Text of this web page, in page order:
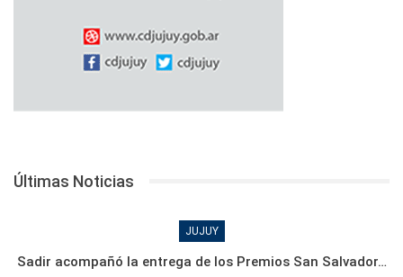
Últimas Noticias
JUJUY
Sadir acompañó la entrega de los Premios San Salvador…